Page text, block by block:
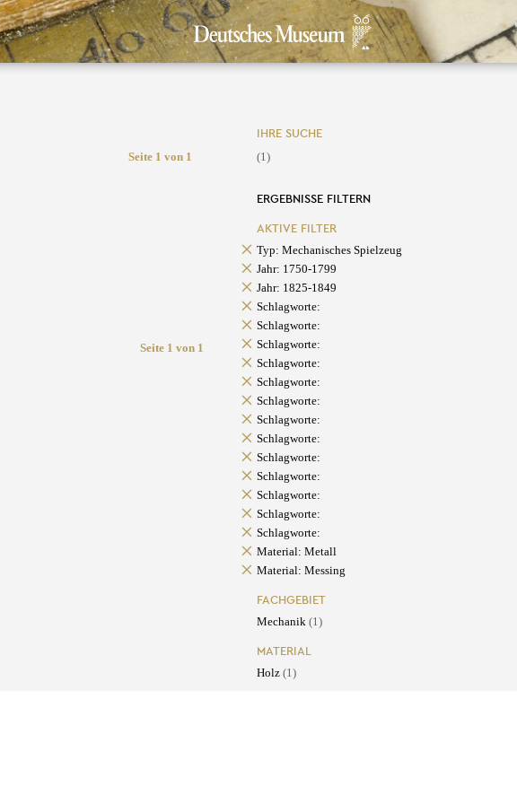
Seite 1 von 1
Seite 1 von 1
IHRE SUCHE
(1)
ERGEBNISSE FILTERN
AKTIVE FILTER
Typ: Mechanisches Spielzeug
Jahr: 1750-1799
Jahr: 1825-1849
Schlagworte:
Schlagworte:
Schlagworte:
Schlagworte:
Schlagworte:
Schlagworte:
Schlagworte:
Schlagworte:
Schlagworte:
Schlagworte:
Schlagworte:
Schlagworte:
Schlagworte:
Material: Metall
Material: Messing
FACHGEBIET
Mechanik (1)
MATERIAL
Holz (1)